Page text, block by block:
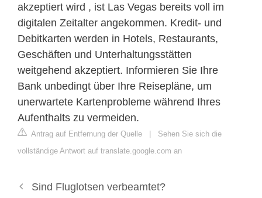
akzeptiert wird , ist Las Vegas bereits voll im
digitalen Zeitalter angekommen. Kredit- und
Debitkarten werden in Hotels, Restaurants,
Geschäften und Unterhaltungsstätten
weitgehend akzeptiert. Informieren Sie Ihre
Bank unbedingt über Ihre Reisepläne, um
unerwartete Kartenprobleme während Ihres
Aufenthalts zu vermeiden.
Antrag auf Entfernung der Quelle | Sehen Sie sich die
vollständige Antwort auf translate.google.com an
Sind Fluglotsen verbeamtet?